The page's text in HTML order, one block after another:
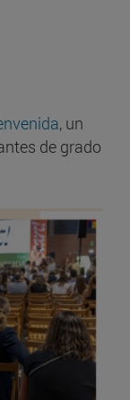
, un
de grado